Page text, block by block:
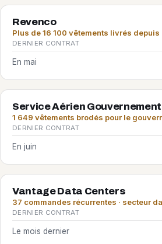
Revenco
Plus de 16 100 vêtements livrés depuis
DERNIER CONTRAT
En mai
Service Aérien
1 649 vêtements brodés pour le
DERNIER CONTRAT
En juin
Vantage Data Centers
37 commandes récurrentes · secteur
DERNIER CONTRAT
Le mois dernier